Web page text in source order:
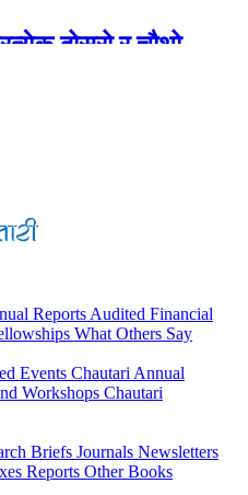
दोस्रो र चौथो
र यसको पुस्तकालय
Reports Audited Financial
What Others Say
Events Chautari Annual
Workshops Chautari
Briefs Journals Newsletters
Reports Other Books